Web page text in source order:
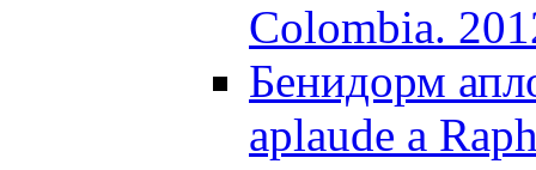
Colombia.
Бенидорм
aplaude a